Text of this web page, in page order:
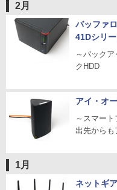
2月
バッファ
41Dシリー
～バック
クHDD
アイ・オ
～スマー
出先からも
1月
ネットギ